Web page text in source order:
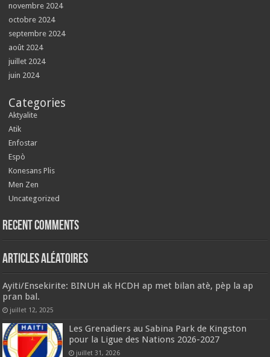
novembre 2024
octobre 2024
septembre 2024
août 2024
juillet 2024
juin 2024
Categories
Aktyalite
Atik
Enfostar
Espò
Konesans Plis
Men Zen
Uncategorized
Recent Comments
Articles aléatoires
Ayiti/Ensekirite: BINUH ak HCDH ap met bilan atè, pèp la ap
pran bal.
juillet 12, 2025
Les Grenadiers au Sabina Park de Kingston
pour la Ligue des Nations 2026-2027
juillet 31, 2026